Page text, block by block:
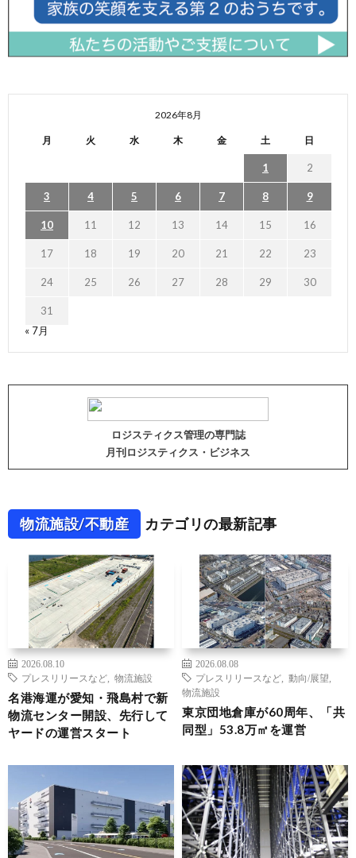
2026年8月
月 火 水 木 金 土 日
1 2
3 4 5 6 7 8 9
10 11 12 13 14 15 16
17 18 19 20 21 22 23
24 25 26 27 28 29 30
31
« 7月
ロジスティクス管理の専門誌
月刊ロジスティクス・ビジネス
物流施設/不動産 カテゴリの最新記事
2026.08.10
プレスリリースなど
物流施設
名港海運が愛知・飛島村で新
物流センター開設、先行して
ヤードの運営スタート
2026.08.08
プレスリリースなど
動向/展望
物流施設
東京団地倉庫が60周年、「共
同型」53.8万㎡を運営